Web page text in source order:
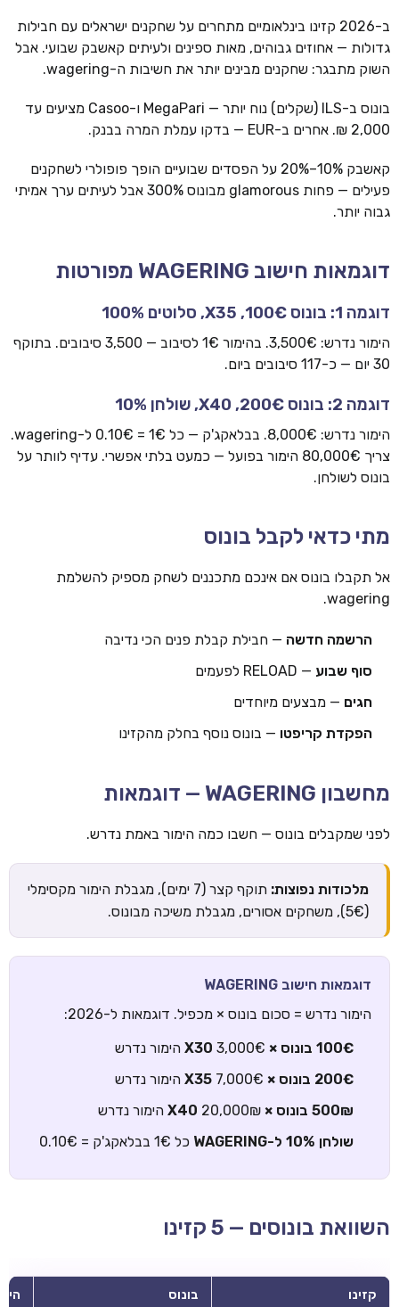
ב-2026 קזינו בינלאומיים מתחרים על שחקנים ישראלים עם חבילות
גדולות — אחוזים גבוהים, מאות ספינים ולעיתים קאשבק שבועי. אבל
השוק מתבגר: שחקנים מבינים יותר את חשיבות ה-wagering.
בונוס ב-ILS (שקלים) נוח יותר — MegaPari ו-Casoo מציעים עד
2,000 ₪. אחרים ב-EUR — בדקו עמלת המרה בבנק.
קאשבק 10%–20% על הפסדים שבועיים הופך פופולרי לשחקנים
פעילים — פחות glamorous מבונוס 300% אבל לעיתים ערך אמיתי
גבוה יותר.
דוגמאות חישוב WAGERING מפורטות
דוגמה 1: בונוס 100€, X35, סלוטים 100%
הימור נדרש: 3,500€. בהימור 1€ לסיבוב — 3,500 סיבובים. בתוקף
30 יום — כ-117 סיבובים ביום.
דוגמה 2: בונוס 200€, X40, שולחן 10%
הימור נדרש: 8,000€. בבלאקג'ק — כל 1€ = 0.10€ ל-wagering.
צריך 80,000€ הימור בפועל — כמעט בלתי אפשרי. עדיף לוותר על
בונוס לשולחן.
מתי כדאי לקבל בונוס
אל תקבלו בונוס אם אינכם מתכננים לשחק מספיק להשלמת
wagering.
הרשמה חדשה — חבילת קבלת פנים הכי נדיבה
סוף שבוע — RELOAD לפעמים
חגים — מבצעים מיוחדים
הפקדת קריפטו — בונוס נוסף בחלק מהקזינו
מחשבון WAGERING — דוגמאות
לפני שמקבלים בונוס — חשבו כמה הימור באמת נדרש.
מלכודות נפוצות:
תוקף קצר (7 ימים), מגבלת הימור מקסימלי
(5€), משחקים אסורים, מגבלת משיכה מבונוס.
דוגמאות חישוב WAGERING
הימור נדרש = סכום בונוס × מכפיל. דוגמאות ל-2026:
100€ בונוס × X30
3,000€ הימור נדרש
200€ בונוס × X35
7,000€ הימור נדרש
500₪ בונוס × X40
20,000₪ הימור נדרש
שולחן 10% ל-WAGERING
כל 1€ בבלאקג'ק = 0.10€
השוואת בונוסים — 5 קזינו
קזינו בונוס